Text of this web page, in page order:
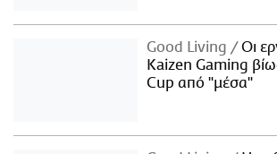
Good Living
Οι
Kaizen Gaming
Cup από "μέσα"